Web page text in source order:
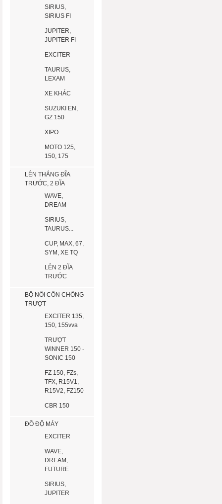
SIRIUS,
SIRIUS FI
JUPITER,
JUPITER FI
EXCITER
TAURUS,
LEXAM
XE KHÁC
SUZUKI EN,
GZ 150
XIPO
MOTO 125,
150, 175
LÊN THẮNG ĐĨA
TRƯỚC, 2 ĐĨA
WAVE,
DREAM
SIRIUS,
TAURUS...
CUP, MAX, 67,
SYM, XE TQ
LÊN 2 ĐĨA
TRƯỚC
BỘ NỒI CÔN CHỐNG
TRƯỢT
EXCITER 135,
150, 155vva
TRƯỢT
WINNER 150 -
SONIC 150
FZ 150, FZs,
TFX, R15V1,
R15V2, FZ150
CBR 150
ĐỒ ĐỘ MÁY
EXCITER
WAVE,
DREAM,
FUTURE
SIRIUS,
JUPITER